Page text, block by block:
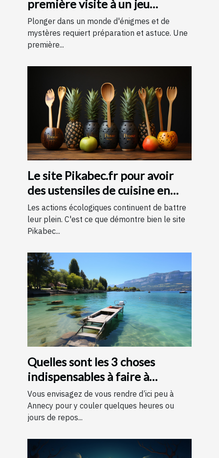
première visite à un jeu
d'évasion : conseils et astuces
pour une expérience
mémorable
Plonger dans un monde d'énigmes et de
mystères requiert préparation et astuce. Une
première...
Le site Pikabec.fr pour avoir
des ustensiles de cuisine en
bois
Les actions écologiques continuent de battre
leur plein. C'est ce que démontre bien le site
Pikabec...
Quelles sont les 3 choses
indispensables à faire à
Annecy ?
Vous envisagez de vous rendre d’ici peu à
Annecy pour y couler quelques heures ou
jours de repos...